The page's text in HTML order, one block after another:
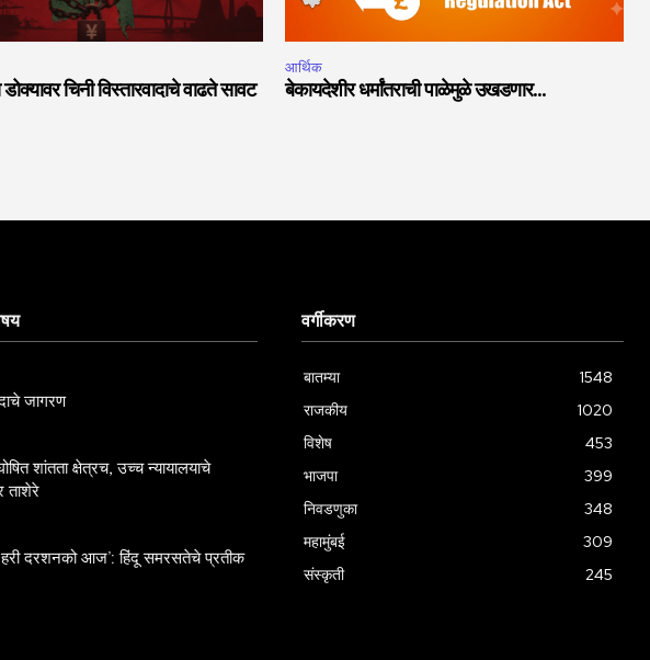
डोक्यावर चिनी विस्तारवादाचे वाढते सावट
आर्थिक
बेकायदेशीर धर्मांतराची पाळेमुळे उखडणार…
जागरण
शांतता क्षेत्रच, उच्च न्यायालयाचे
ताशेरे
दरशनको आज’: हिंदू समरसतेचे प्रतीक
वर्गीकरण
बातम्या
1548
राजकीय
1020
विशेष
453
भाजपा
399
निवडणुका
348
महामुंबई
309
संस्कृती
245